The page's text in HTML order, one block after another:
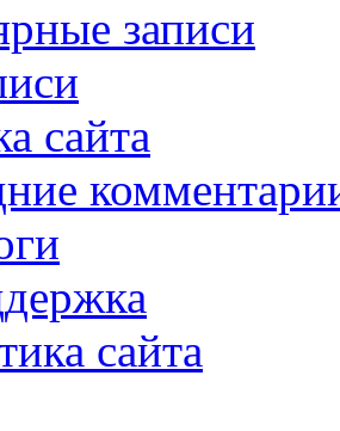
записи
сайта
сайта